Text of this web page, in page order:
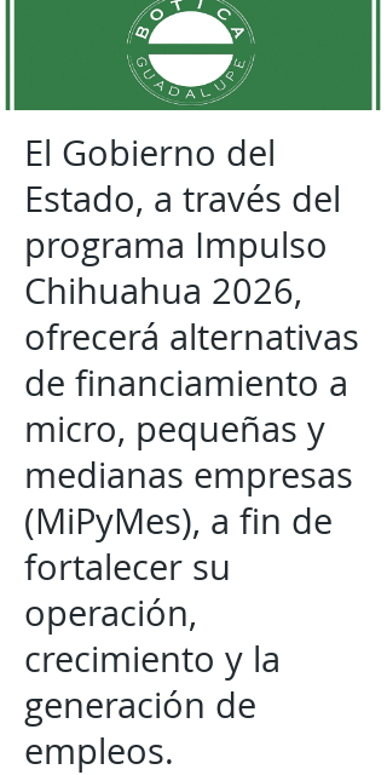
El Gobierno del
Estado, a través del
programa Impulso
Chihuahua 2026,
ofrecerá alternativas
de financiamiento a
micro, pequeñas y
medianas empresas
(MiPyMes), a fin de
fortalecer su
operación,
crecimiento y la
generación de
empleos.